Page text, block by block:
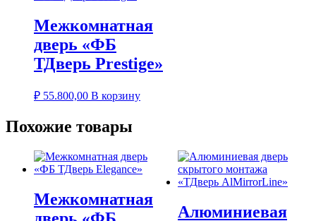
Межкомнатная
дверь «ФБ
ТДверь Prestige»
₽ 55.800,00 В корзину
Похожие товары
Межкомнатная
Алюминиевая